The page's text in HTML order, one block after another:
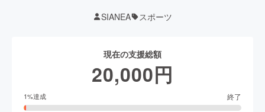
SIANEA スポーツ
現在の支援総額
20,000円
1%達成 終了